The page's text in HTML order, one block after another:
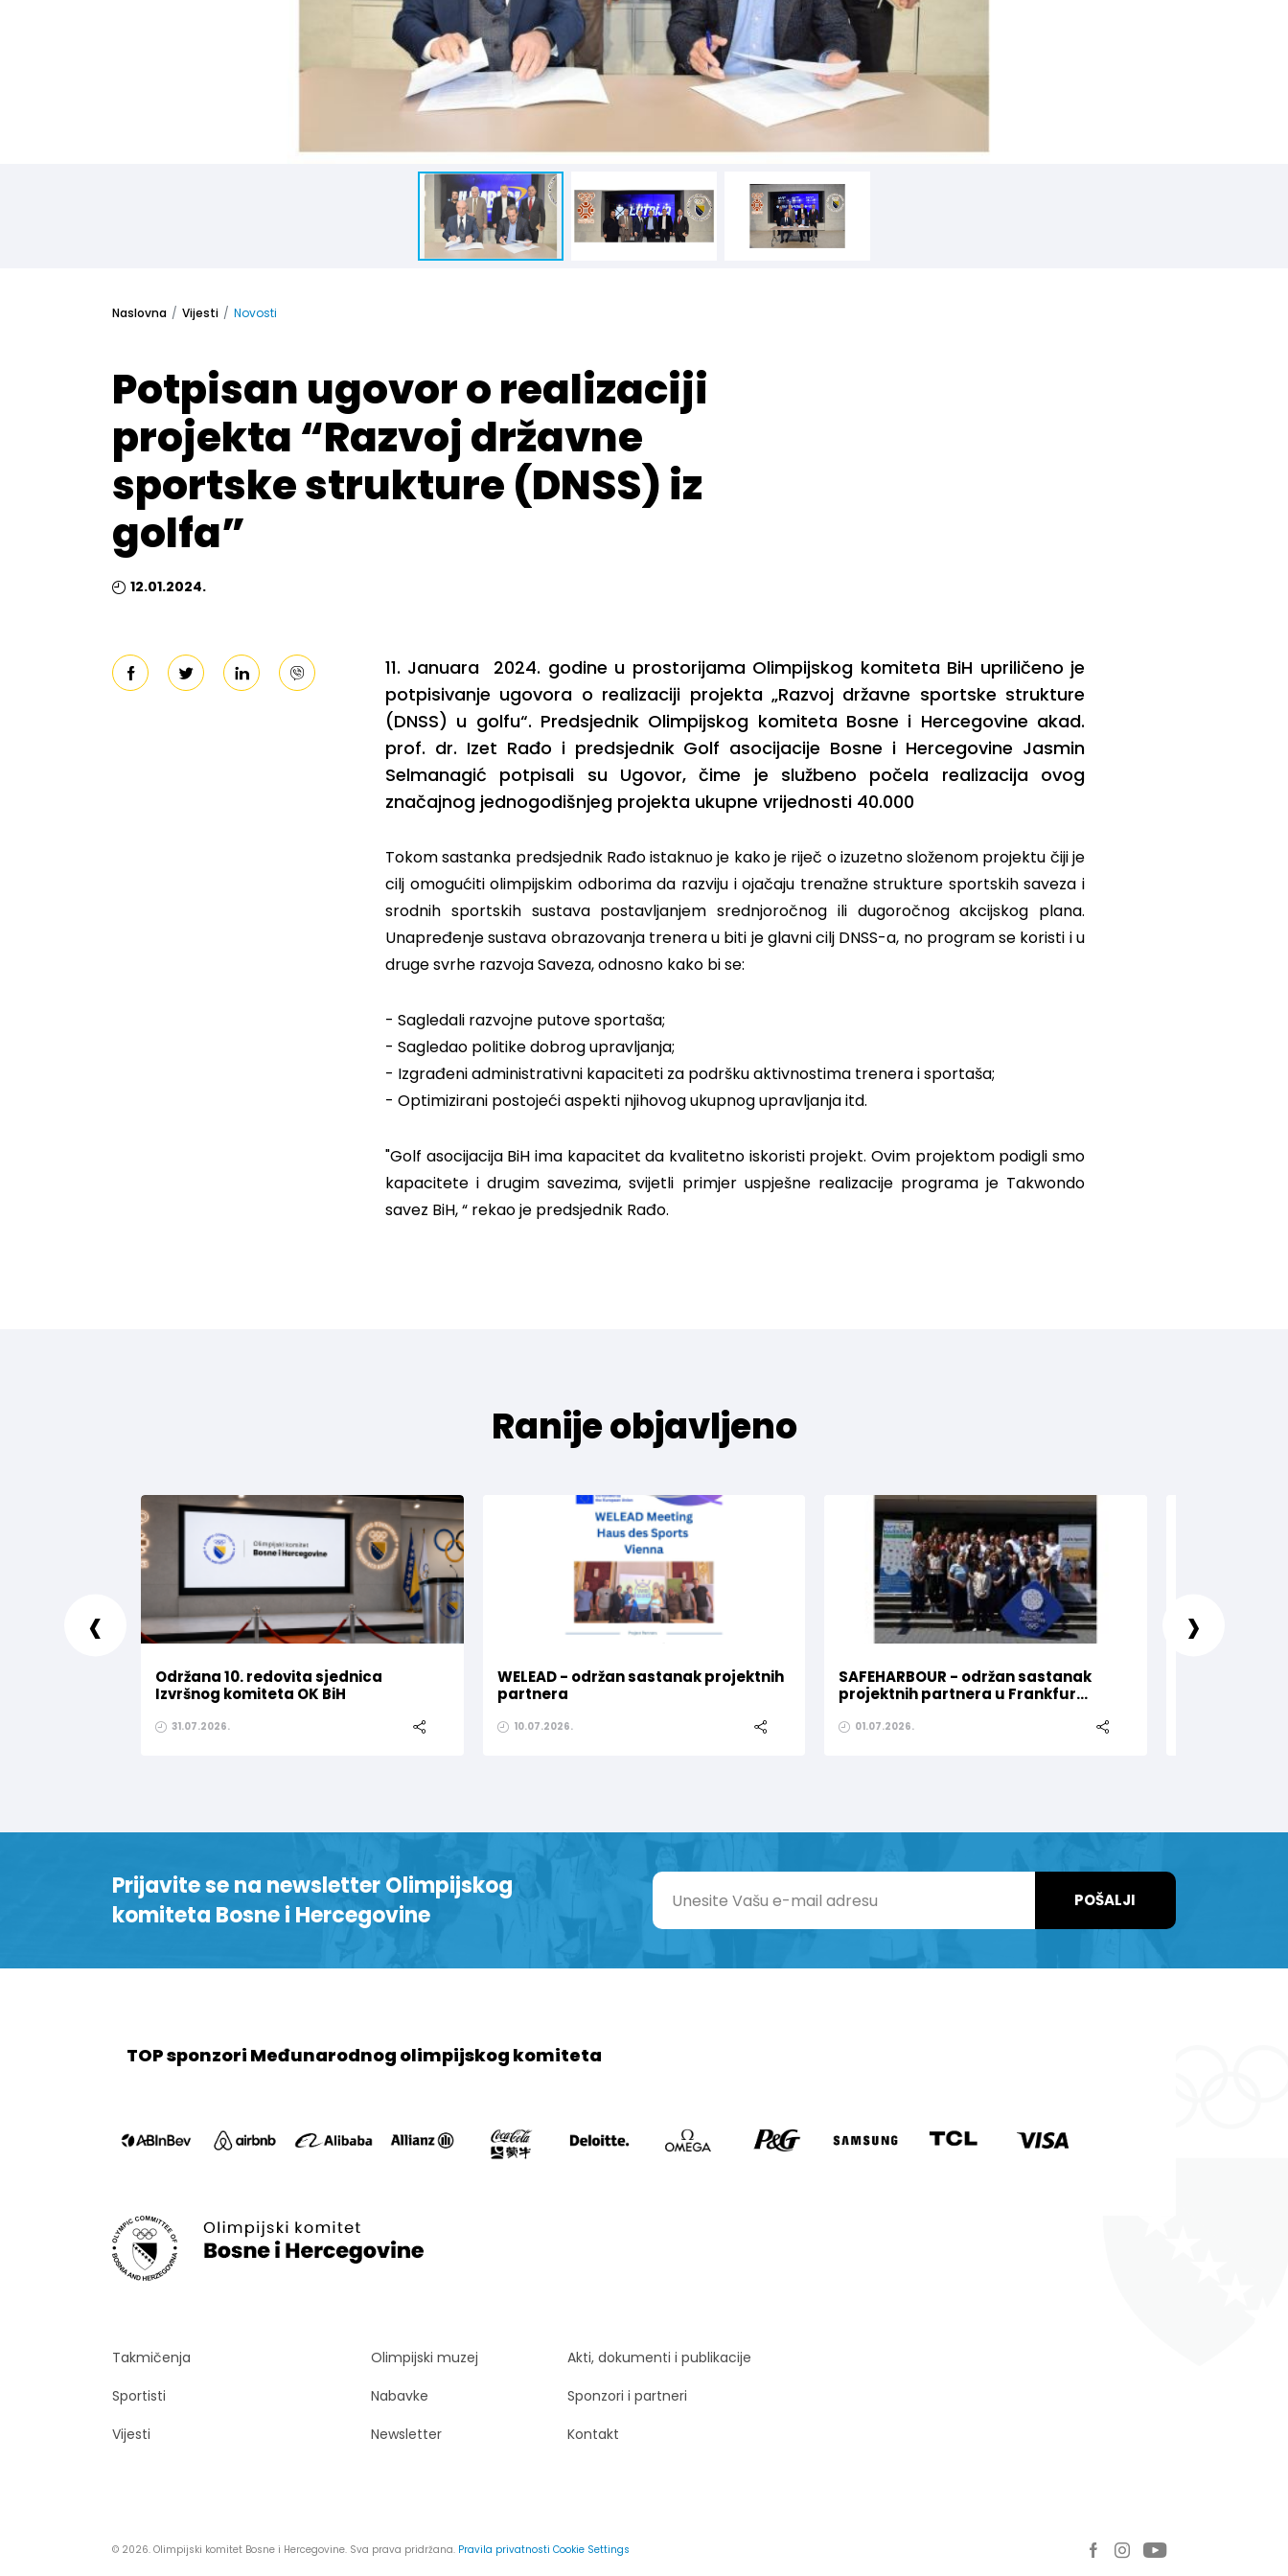
Naslovna Vijesti Novosti
Potpisan ugovor o realizaciji
projekta “Razvoj državne
sportske strukture (DNSS) iz
golfa”
12.01.2024.
11. Januara 2024. godine u prostorijama Olimpijskog komiteta BiH upriličeno je
potpisivanje ugovora o realizaciji projekta „Razvoj državne sportske strukture
(DNSS) u golfu“. Predsjednik Olimpijskog komiteta Bosne i Hercegovine akad.
prof. dr. Izet Rađo i predsjednik Golf asocijacije Bosne i Hercegovine Jasmin
Selmanagić potpisali su Ugovor, čime je službeno počela realizacija ovog
značajnog jednogodišnjeg projekta ukupne vrijednosti 40.000
Tokom sastanka predsjednik Rađo istaknuo je kako je riječ o izuzetno složenom projektu čiji je
cilj omogućiti olimpijskim odborima da razviju i ojačaju trenažne strukture sportskih saveza i
srodnih sportskih sustava postavljanjem srednjoročnog ili dugoročnog akcijskog plana.
Unapređenje sustava obrazovanja trenera u biti je glavni cilj DNSS-a, no program se koristi i u
druge svrhe razvoja Saveza, odnosno kako bi se:
- Sagledali razvojne putove sportaša;
- Sagledao politike dobrog upravljanja;
- Izgrađeni administrativni kapaciteti za podršku aktivnostima trenera i sportaša;
- Optimizirani postojeći aspekti njihovog ukupnog upravljanja itd.
"Golf asocijacija BiH ima kapacitet da kvalitetno iskoristi projekt. Ovim projektom podigli smo
kapacitete i drugim savezima, svijetli primjer uspješne realizacije programa je Takwondo
savez BiH, “ rekao je predsjednik Rađo.
Ranije objavljeno
Održana 10. redovita sjednica
Izvršnog komiteta OK BiH
31.07.2026.
WELEAD - održan sastanak projektnih
partnera
10.07.2026.
SAFEHARBOUR - održan sastanak
projektnih partnera u Frankfur...
01.07.2026.
‹ ›
Prijavite se na newsletter Olimpijskog
komiteta Bosne i Hercegovine
POŠALJI
TOP sponzori Međunarodnog olimpijskog komiteta
Takmičenja
Sportisti
Vijesti
Olimpijski muzej
Nabavke
Newsletter
Akti, dokumenti i publikacije
Sponzori i partneri
Kontakt
© 2026. Olimpijski komitet Bosne i Hercegovine. Sva prava pridržana. Pravila privatnosti Cookie Settings